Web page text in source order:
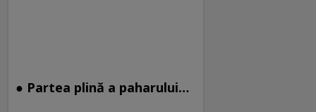
● Partea plină a paharului…